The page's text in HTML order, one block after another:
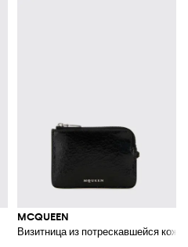
MCQUEEN
Визитница из потрескавшейся кожи